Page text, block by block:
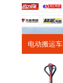
电动搬运车